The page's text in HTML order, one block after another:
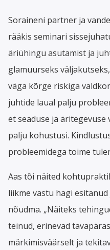
Soraineni partner ja
rääkis seminari
äriühingu asutamist ja
glamuurseks
väga kõrge riskiga
juhtide laual palju
et seaduse ja
palju kohustusi.
probleemidega toime
Aas tõi näited
liikme vastu hagi
nõudma. „Näiteks
teinud, erinevad
märkimisväärselt ja